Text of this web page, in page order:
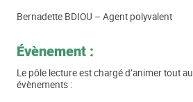
Bernadette BDIOU – Agent polyvalent
Évènement :
Le pôle lecture est chargé d’animer tout
évènements :